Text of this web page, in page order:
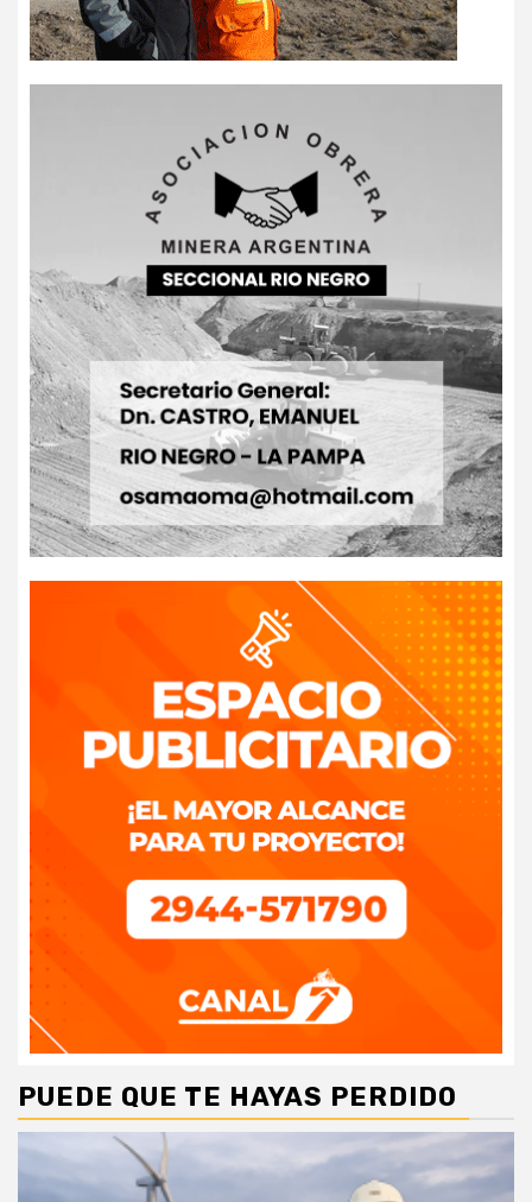
PUEDE QUE TE HAYAS PERDIDO